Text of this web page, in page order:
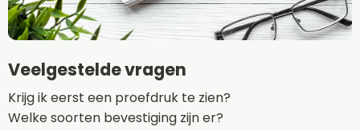
Veelgestelde vragen
Krijg ik eerst een proefdruk te zien?
Welke soorten bevestiging zijn er?